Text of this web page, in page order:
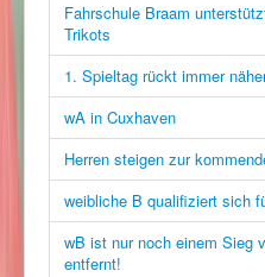
Fahrschule Braam
Trikots
1. Spieltag rückt immer
wA in Cuxhaven
Herren steigen zur
weibliche B qualifiziert sich
wB ist nur noch einem Sieg
entfernt!